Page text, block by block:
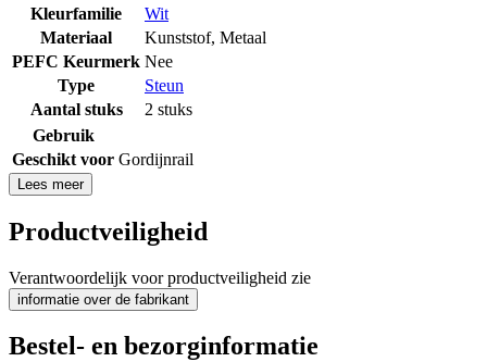
Kleurfamilie
Wit
Materiaal
Kunststof, Metaal
PEFC Keurmerk Nee
Type
Steun
Aantal stuks
2 stuks
Gebruik
Geschikt voor Gordijnrail
Lees meer
Productveiligheid
Verantwoordelijk voor productveiligheid zie
informatie over de fabrikant
Bestel- en bezorginformatie